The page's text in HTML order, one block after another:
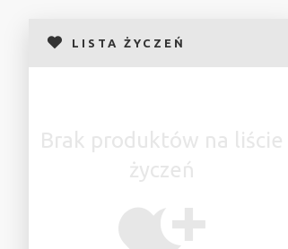
LISTA ŻYCZEŃ
Brak produktów na liście
życzeń